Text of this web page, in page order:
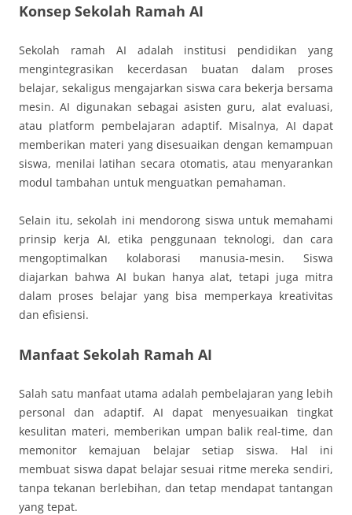
Konsep Sekolah Ramah AI
Sekolah ramah AI adalah institusi pendidikan yang
mengintegrasikan kecerdasan buatan dalam proses
belajar, sekaligus mengajarkan siswa cara bekerja bersama
mesin. AI digunakan sebagai asisten guru, alat evaluasi,
atau platform pembelajaran adaptif. Misalnya, AI dapat
memberikan materi yang disesuaikan dengan kemampuan
siswa, menilai latihan secara otomatis, atau menyarankan
modul tambahan untuk menguatkan pemahaman.
Selain itu, sekolah ini mendorong siswa untuk memahami
prinsip kerja AI, etika penggunaan teknologi, dan cara
mengoptimalkan kolaborasi manusia-mesin. Siswa
diajarkan bahwa AI bukan hanya alat, tetapi juga mitra
dalam proses belajar yang bisa memperkaya kreativitas
dan efisiensi.
Manfaat Sekolah Ramah AI
Salah satu manfaat utama adalah pembelajaran yang lebih
personal dan adaptif. AI dapat menyesuaikan tingkat
kesulitan materi, memberikan umpan balik real-time, dan
memonitor kemajuan belajar setiap siswa. Hal ini
membuat siswa dapat belajar sesuai ritme mereka sendiri,
tanpa tekanan berlebihan, dan tetap mendapat tantangan
yang tepat.